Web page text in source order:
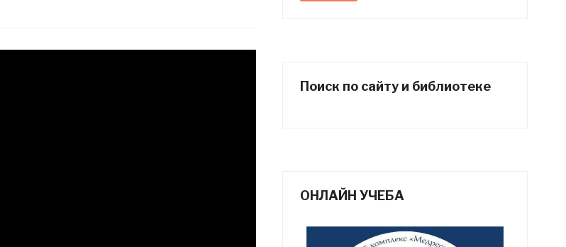
Поиск по сайту и библиотеке
ОНЛАЙН УЧЕБА